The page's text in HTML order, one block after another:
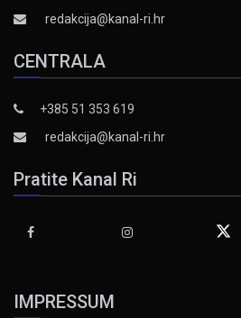
redakcija@kanal-ri.hr
CENTRALA
+385 51 353 619
redakcija@kanal-ri.hr
Pratite Kanal Ri
IMPRESSUM